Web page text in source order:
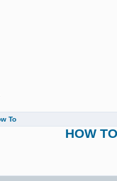
To
HOW